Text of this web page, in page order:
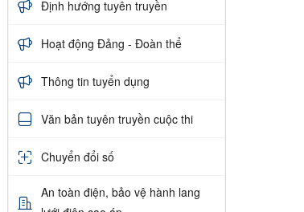
Định hướng tuyên truyền
Hoạt động Đảng - Đoàn thể
Thông tin tuyển dụng
Văn bản tuyên truyền cuộc thi
Chuyển đổi số
An toàn điện, bảo vệ hành lang